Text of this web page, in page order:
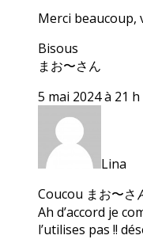
Merci beaucoup,
Bisous
まお〜さん
5 mai 2024 à 21
Lina
Coucou まお〜さ
Ah d’accord je
l’utilises pas !!